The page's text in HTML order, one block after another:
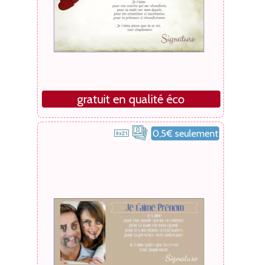
gratuit en qualité éco
0,5€ seulement